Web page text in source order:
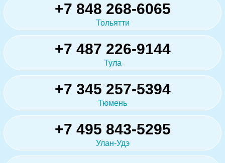
+7 848 268-6065
Тольятти
+7 487 226-9144
Тула
+7 345 257-5394
Тюмень
+7 495 843-5295
Улан-Удэ